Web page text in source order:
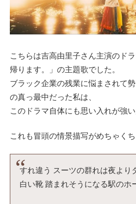
こちらは吉高由里子さん主演のド
帰ります。」の主題歌でした。
ブラック企業の残業に悩まされて
の真っ最中だった私は、
このドラマ自体にも思い入れが強い
これも冒頭の情景描写がめちゃくち
すれ違う スーツの群れは夜より
白い靴 踏まれそうになる駅のホ